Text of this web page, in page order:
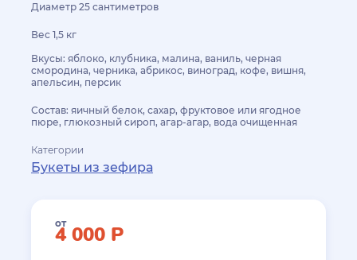
Диаметр 25 сантиметров
Вес 1,5 кг
Вкусы: яблоко, клубника, малина, ваниль, черная
смородина, черника, абрикос, виноград, кофе, вишня,
апельсин, персик
Состав: яичный белок, сахар, фруктовое или ягодное
пюре, глюкозный сироп, агар-агар, вода очищенная
Категории
Букеты из зефира
от
4 000 Р